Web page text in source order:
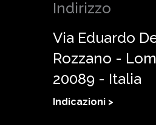
Indirizzo
Via Eduardo
Rozzano -
20089 - Italia
Indicazioni >